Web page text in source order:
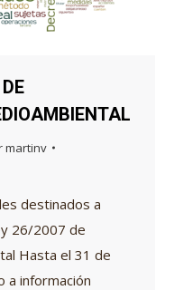
martinv
destinados a
26/2007 de
Hasta el 31 de
a información